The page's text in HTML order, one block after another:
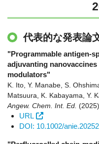
代表的な発表論
"Programmable antigen-
adjuvanting
modulators"
K. Ito, Y. Manabe, S.
Matsuura, K. Kabayama, Y.
Angew. Chem. Int. Ed. (2025)
URL
DOI: 10.1002/